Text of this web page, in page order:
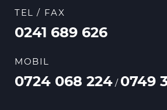
TEL / FAX
0241 689 626
MOBIL
0724 068 224 / 0749